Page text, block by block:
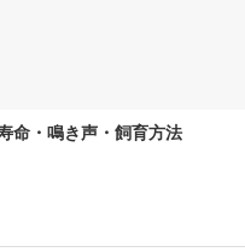
命・鳴き声・飼育方法